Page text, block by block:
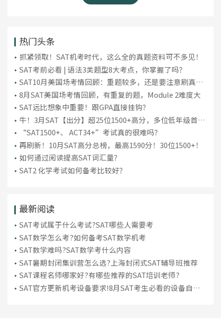
热门头条
抓紧领取！SAT机考时代，这么全的真题资料可不多见！
SAT考前必看 | 语法3类题型8大考点，你掌握了吗？
SAT10月美国场考情回顾：重题较多，还是要注意刷真
题！
8月SAT美国场考情回顾，有重复的题，Module 2难度大
SAT远比想象中重要！跟GPA直接挂钩？
牛！3月SAT【出分】超25位1500+高分，多位低年级首考
“上岸”！
“SAT1500+、 ACT34+”考试真的很难吗？
再刷新！10月SAT高分总榜，最高1590分！30位1500+！
如何通过阅读提高SAT词汇量？
SAT2 化学考试如何备考比较好？
最新阅读
SAT考试属于什么考试?SAT哪些人需要考
SAT数学怎么考?如何备考SAT数学机考
SAT数学难吗?SAT数学考什么内容
SAT暑期封闭集训营怎么选?上海封闭式SAT辅导班推荐
SAT课程名师哪家好?有哪些推荐的SAT培训老师?
SAT官方更新机考设备要求!8月SAT考生必看的设备自查